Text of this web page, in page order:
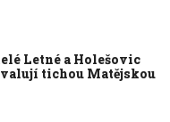
Letné a Holešovic
tichou Matějskou